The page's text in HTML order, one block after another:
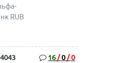
RUB
16/0/0